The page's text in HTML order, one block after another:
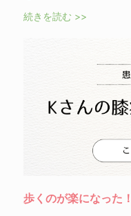
続きを読む >>
歩くのが楽になった